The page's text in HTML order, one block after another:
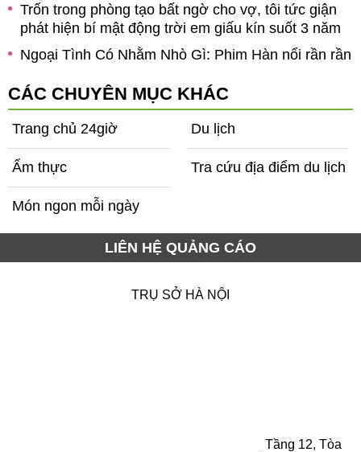
Trốn trong phòng tạo bất ngờ cho vợ, tôi tức giận
phát hiện bí mật động trời em giấu kín suốt 3 năm
Ngoại Tình Có Nhằm Nhò Gì: Phim Hàn nổi rần rần
điên đảo ở tuổi 56
CÁC CHUYÊN MỤC KHÁC
Trang chủ 24giờ Du lịch
Ẩm thực Tra cứu địa điểm du lịch
Món ngon mỗi ngày
LIÊN HỆ QUẢNG CÁO
TRỤ SỞ HÀ NỘI
Tầng 12, Tòa